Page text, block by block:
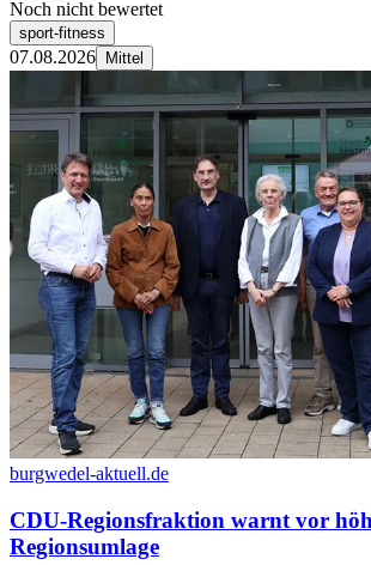
Noch nicht bewertet
sport-fitness
07.08.2026 Mittel
burgwedel-aktuell.de
CDU-Regionsfraktion warnt vor
Regionsumlage